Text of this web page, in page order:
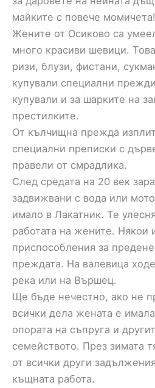
майките с повече момичета!
Жените от Осиково са
много красиви шевици.
ризи, блузи, фистани,
купували специални
купували и за шарките на
престилките.
От кълчищна прежда
специални преписки с
правели от смрадлика.
След средата на 20 век
задвижвани с вода или
имало в Лакатник. Те
работата на жените. Някои
приспособления за
преждата. На валевица
река или на Вършец.
Ще бъде нечестно, ако не
всички дела жената е
опората на съпруга и
семейството. През зимата
от всички други
къщната работа.